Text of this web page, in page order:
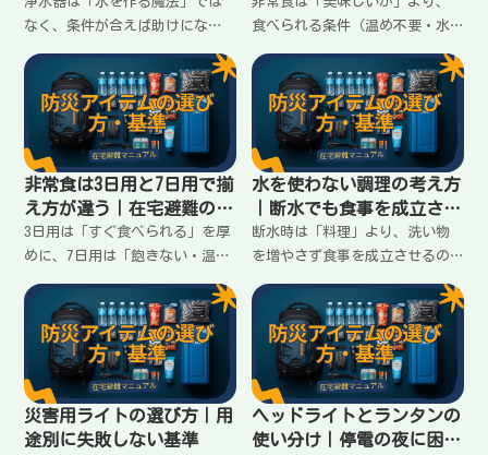
なく、条件が合えば助けにな
ないために、浄水器でできるこ
と／難しいこと、選ぶ基準（除
去対象・容量・手入れ）を整理
します。
食べられる条件（温め不要・水
い）が重要。在宅避難で失敗し
ない3つの基準と、買う順番をま
とめます。
非常食は3日用と7日用で揃
え方が違う｜在宅避難の現
実に合わせる
3日用は「すぐ食べられる」を厚
めに、7日用は「飽きない・温め
食を3日→7日に伸ばすときの揃
え方の違いと、失敗しない組み
立てをまとめます。
水を使わない調理の考え方
｜断水でも食事を成立させ
るコツ
断水時は「料理」より、洗い物
を増やさず食事を成立させるの
調理などの考え方と、在宅避難
で無理なく回す順番をまとめま
災害用ライトの選び方｜用
途別に失敗しない基準
ヘッドライトとランタンの
使い分け｜停電の夜に困ら